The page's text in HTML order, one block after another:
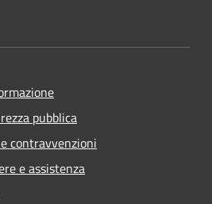
pubblica
contravvenzioni
e assistenza